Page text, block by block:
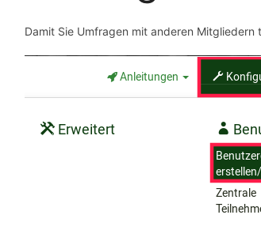
Damit Sie Umfragen mit anderen Mitgliedern